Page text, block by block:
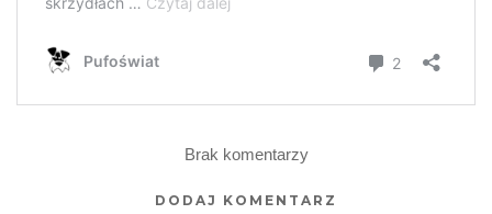
Brak komentarzy
DODAJ KOMENTARZ